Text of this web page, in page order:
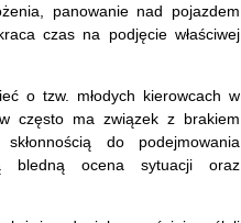
panowanie nad pojazdem
czas na podjęcie właściwej
o tzw. młodych kierowcach w
często ma związek z brakiem
do podejmowania
bledną ocena sytuacji oraz